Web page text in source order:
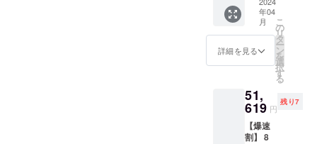
る可能
性もご
ざいま
了承く
ださ
予定】
配送に
関して
は随時
変更に
なる可
能性も
ござい
ます。
※発送は
らせて
頂きま
す。 ※
デザイ
ン・仕
使用部
材の供
給状
況、製
造工程
荷時期
が遅れ
る場合
があり
ま
16,335
円引
き）
税込・
送料0円
【自然
よる6ヶ
月間保
証】 内
容：本
体、
年04
月
詳細を見る
こ
の
リ
タ
ー
ン
を
選
択
す
る
51,
619 円
残り7
【爆速
割】 8